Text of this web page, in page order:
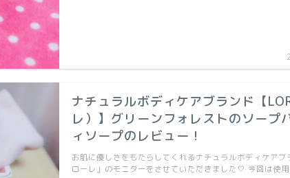
ナチュラルボディケアブランド【
レ）】グリーンフォレストのソープ
ィソープのレビュー！
お肌に優しさをもたらしてくれるナチュラルボディケアブ
ローレ」のモニターをさせていただきました♡ 今回は使